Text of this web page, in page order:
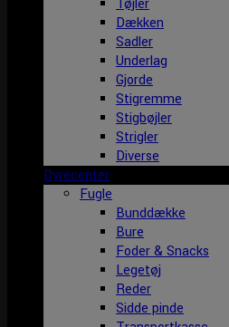
Tøjler
Dækken
Sadler
Underlag
Gjorde
Stigremme
Stigbøjler
Strigler
Diverse
Dyrecenter
Fugle
Bunddække
Bure
Foder & Snacks
Legetøj
Reder
Sidde pinde